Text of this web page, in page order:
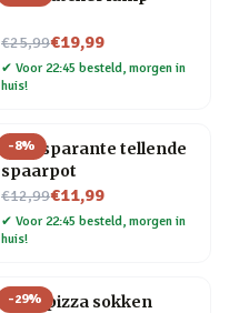
€25,99
Nu voor€19,99
✔ Voor 22:45 besteld, morgen in
huis!
-8%
Transparante tellende
spaarpot
€12,99
Nu voor€11,99
✔ Voor 22:45 besteld, morgen in
huis!
-29%
Vega pizza sokken